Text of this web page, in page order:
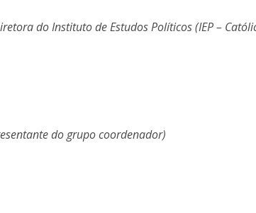
do Instituto de Estudos Políticos (IEP –
do grupo coordenador)